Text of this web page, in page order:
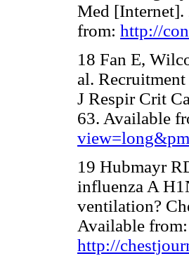
Med
from: http://
18 Fan E,
al.
J Respir Crit
63. Available
19 Hubmayr
influenza A
ventilation?
Available from:
http://